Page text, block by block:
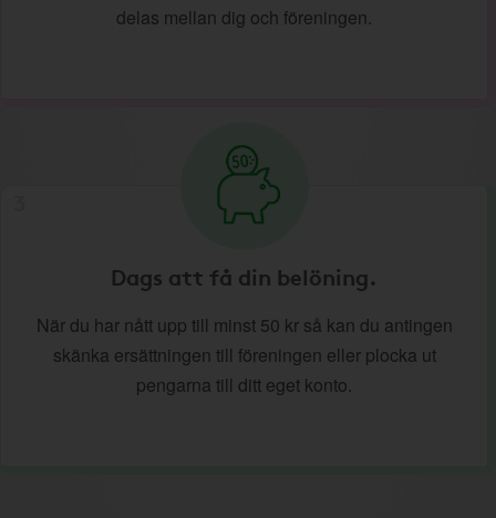
delas mellan dig och föreningen.
Dags att få din belöning.
När du har nått upp till minst 50 kr så kan du antingen
skänka ersättningen till föreningen eller plocka ut
pengarna till ditt eget konto.